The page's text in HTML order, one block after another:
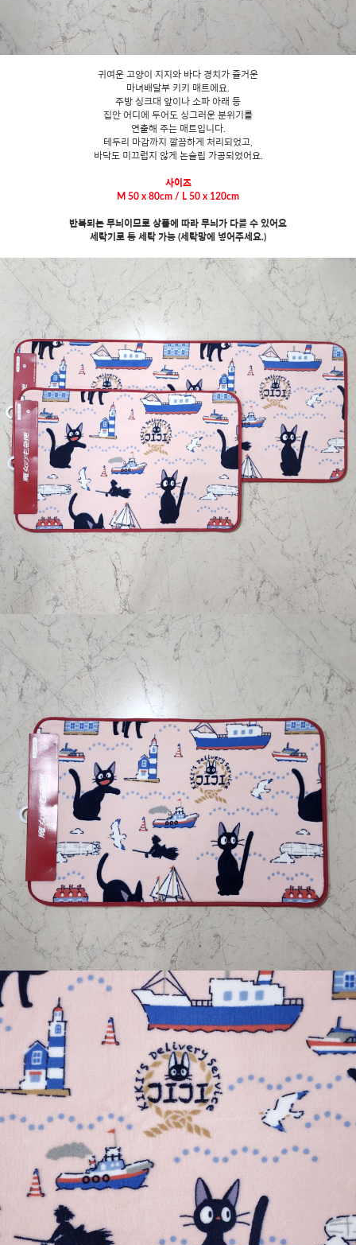
귀여운 고양이 지지와 바다 경치가 즐거운
마녀배달부 키키 매트에요.
주방 싱크대 앞이나 소파 아래 등
집안 어디에 두어도 싱그러운 분위기를
연출해 주는 매트입니다.
테두리 마감까지 깔끔하게 처리되었고,
바닥도 미끄럽지 않게 논슬립 가공되었어요.
사이즈
M 50 x 80cm / L 50 x 120cm
반복되는 무늬이므로 상품에 따라 무늬가 다를 수 있어요
세탁기로 통 세탁 가능 (세탁망에 넣어주세요.)